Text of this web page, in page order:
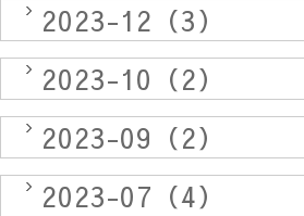
2023-12（3）
2023-10（2）
2023-09（2）
2023-07（4）